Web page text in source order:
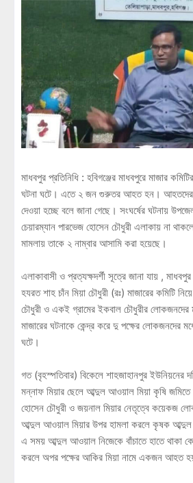
মাধবপুর প্রতিনিধি : হবিগঞ্জের মাধবপুরে মাজার
ঘটনা ঘটে। এতে ২ জন গুরুতর আহত হন। আহতদের
দেওয়া হচ্ছে বলে জানা গেছে। সংঘর্ষের ঘটনায়
চেয়ারম্যান পারভেজ হোসেন চৌধুরী এলাকায় না
মামলায় তাকে ২ নাম্বার আসামি করা হয়েছে।
এলাকাবাসী ও প্রত্যক্ষদর্শী সূত্রে জানা যায় ,
হযরত শাহ চাঁন মিয়া চৌধুরী (রঃ) মাজারের কমিটি
চৌধুরী ও একই গ্রামের ইকবাল চৌধুরীর লোকজনদের
মাজারের ঘটনাকে কেন্দ্র করে দু পক্ষের লোকজনদের
ঘটে।
গত (বৃহস্পতিবার) বিকেলে শাহজাহানপুর ইউনিয়নের
মন্নাফ মিয়ার ছেলে আব্দুল আওয়াল মিয়া কৃষি
হোসেন চৌধুরী ও জয়নাল মিয়ার নেতৃত্বে কয়েকজ লোক
আব্দুল আওয়াল মিয়ার উপর হামলা করলে কৃষক
এ সময় আব্দুল আওয়াল নিজেকে বাঁচাতে হাতে থাকা
করলে অপর পক্ষের আকির মিয়া নামে একজন আহত